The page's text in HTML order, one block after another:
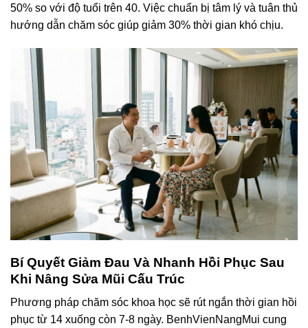
50% so với độ tuổi trên 40. Việc chuẩn bị tâm lý và tuân thủ
hướng dẫn chăm sóc giúp giảm 30% thời gian khó chịu.
Bí Quyết Giảm Đau Và Nhanh Hồi Phục Sau
Khi Nâng Sửa Mũi Cấu Trúc
Phương pháp chăm sóc khoa học sẽ rút ngắn thời gian hồi
phục từ 14 xuống còn 7-8 ngày. BenhVienNangMui cung